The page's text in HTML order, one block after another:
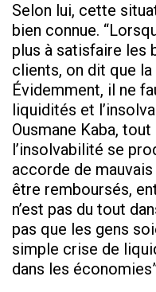
Selon lui, cette
bien connue.
plus à satisfaire les
clients, on dit que
Évidemment, il ne
liquidités et
Ousmane Kaba,
l’insolvabilité se
accorde de
être remboursés,
n’est pas du tout
pas que les gens
simple crise de
dans les